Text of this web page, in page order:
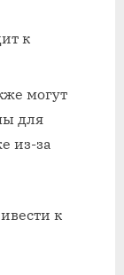
к
могут
для
из-за
к